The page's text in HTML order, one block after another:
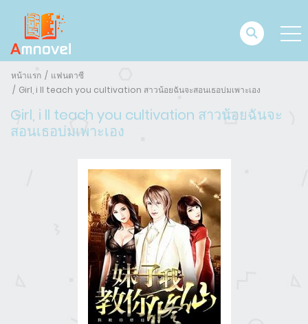
หน้าแรก
แฟนตาซี
Girl, i ll teach you cultivation สาวน้อยฉันจะสอนเธอบ่มเพาะเอง
Girl, i ll teach you cultivation สาวน้อยฉันจะ
สอนเธอบ่มเพาะเอง